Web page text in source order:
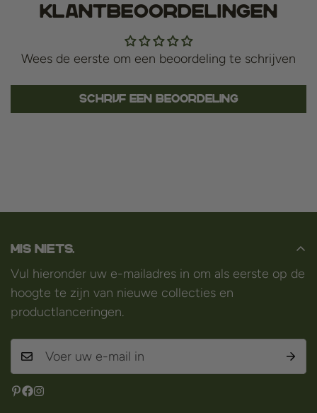
Klantbeoordelingen
Wees de eerste om een beoordeling te schrijven
Schrijf een beoordeling
Mis niets.
Vul hieronder uw e-mailadres in om als eerste op de
hoogte te zijn van nieuwe collecties en
productlanceringen.